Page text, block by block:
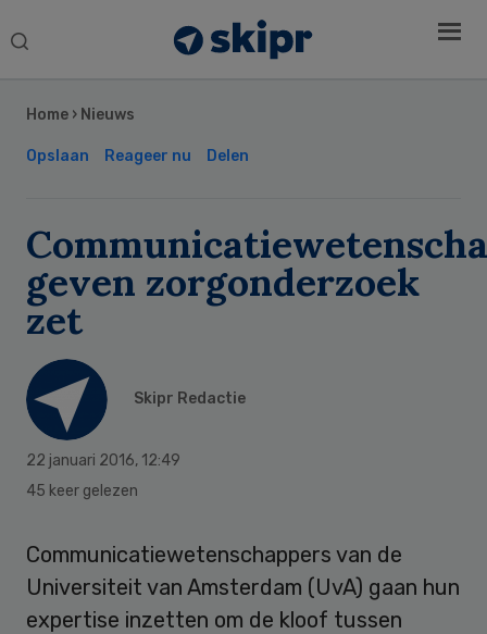
Search
Home › Nieuws
Opslaan Reageer nu Delen
geven zorgonderzoek
zet
Skipr Redactie
22 januari 2016, 12:49
45 keer gelezen
Communicatiewetenschappers van de
Universiteit van Amsterdam (UvA) gaan hun
expertise inzetten om de kloof tussen
Sidebar